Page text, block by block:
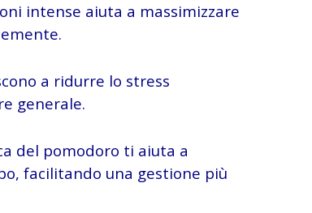
intense aiuta a massimizzare
a ridurre lo stress
generale.
del pomodoro ti aiuta a
facilitando una gestione più